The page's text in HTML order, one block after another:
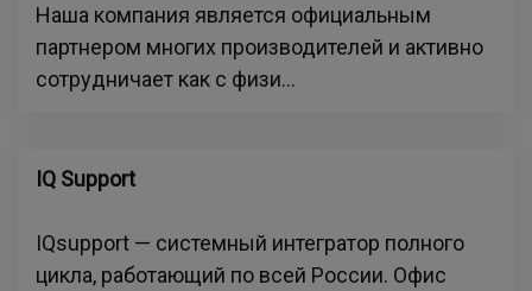
Наша компания является официальным
партнером многих производителей и активно
сотрудничает как с физи...
IQ Support
IQsupport — системный интегратор полного
цикла, работающий по всей России. Офис